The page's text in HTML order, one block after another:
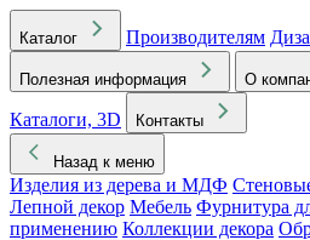
Каталог Производителям
Полезная информация О
Каталоги, 3D
Контакты
Назад к меню
Изделия из дерева и МДФ
Лепной декор Мебель Фурнитура
применению Коллекции декора